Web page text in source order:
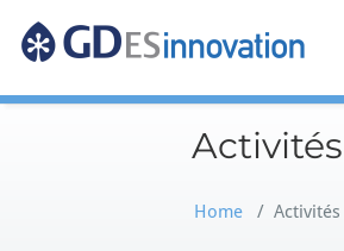
Activités
Home/ Activités